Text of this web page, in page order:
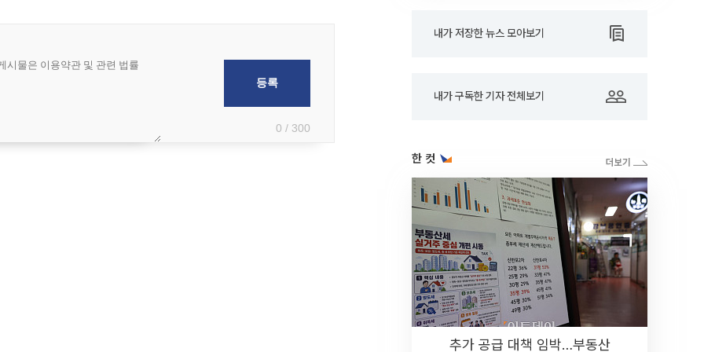
0 / 300
내가 저장한 뉴스 모아보기
내가 구독한 기자 전체보기
한 컷
추가 공급 대책 임박…부동산